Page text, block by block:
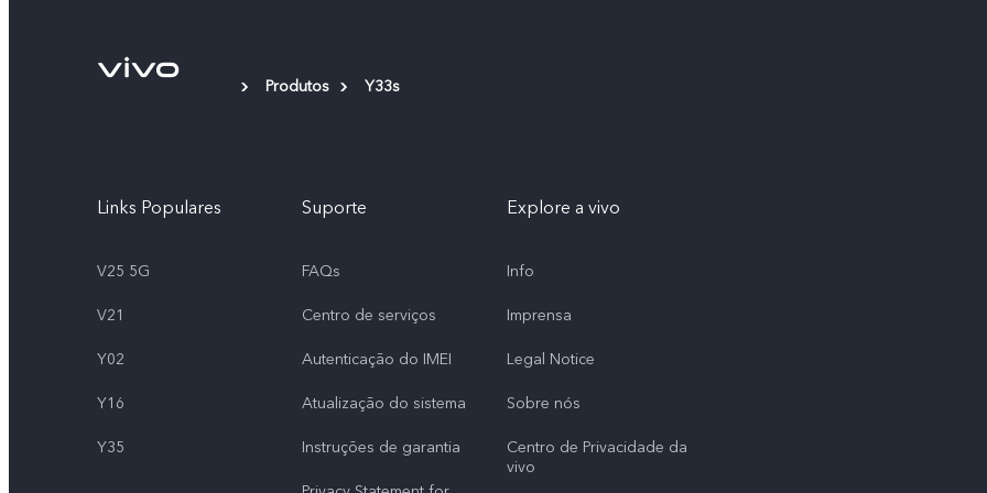
Produtos Y33s
Links Populares
V25 5G
V21
Y02
Y16
Y35
Suporte
FAQs
Centro de serviços
Autenticação do IMEI
Atualização do sistema
Instruções de garantia
Explore a vivo
Info
Imprensa
Legal Notice
Sobre nós
Centro de Privacidade da
vivo